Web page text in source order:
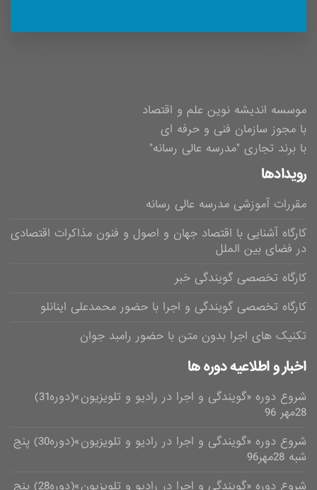
موسسه اندیشه نوین علم و اقتصاد
با مجوز سازمان فنی و حرفه ای
با برند تجاری "مدرسه عالی رسانه"
رویدادها
مقررات آموزشی مدرسه عالی رسانه
کارگاه آشنایی با اقتصاد جهان و اصول و فنون مذاکرات اقتصادی
در فضای بین الملل
کارگاه تخصصی گویندگی خبر
کارگاه تخصصی گویندگی و اجرا با حضور محمدعلی اینانلو
تکنیک های اجرا بدون متن با حضور رامبد جوان
اخبار و اطلاعیه دوره ها
شروع دوره «گویندگی و اجرا در رادیو و تلویزیون»(دوره31)
28مهر 96
شروع دوره «گویندگی و اجرا در رادیو و تلویزیون»(دوره30) پنج
شبه 28مهر96
شروع دوره «گویندگی و اجرا در رادیو و تلویزیون»(دوره28) پنج